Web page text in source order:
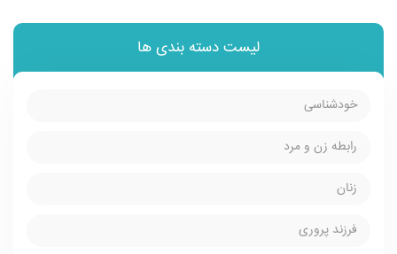
لیست دسته بندی ها
خودشناسی
رابطه زن و مرد
زنان
فرزند پروری